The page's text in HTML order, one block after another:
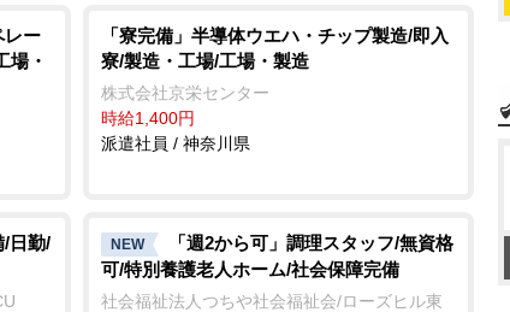
レー
場・
「寮完備」半導体ウエハ・チップ製造/即入
寮/製造・工場/工場・製造
株式会社京栄センター
時給1,400円
派遣社員 / 神奈川県
/日勤/ NEW
「週2から可」調理スタッフ/無資格
可/特別養護老人ホーム/社会保障完備
社会福祉法人つちや社会福祉会/ローズヒル東